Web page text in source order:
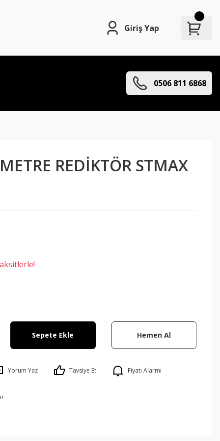
Giriş Yap
0506 811 6868
REDİKTÖR STMAX
Sepete Ekle Hemen Al
Yorum Yaz Tavsiye Et Fiyatı Alarmı